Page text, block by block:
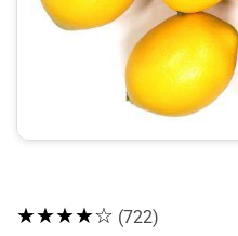
★★★★☆ (722)